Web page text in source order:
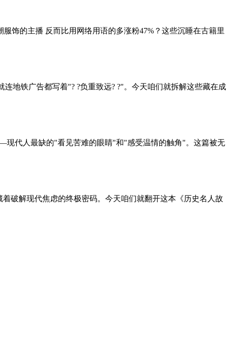
饰的主播 反而比用网络用语的多涨粉47%？这些沉睡在古籍里
地铁广告都写着"? ?负重致远? ?"。今天咱们就拆解这些藏在成
代人最缺的"看见苦难的眼睛"和"感受温情的触角"。这篇被无
破解现代焦虑的终极密码。今天咱们就翻开这本《历史名人故